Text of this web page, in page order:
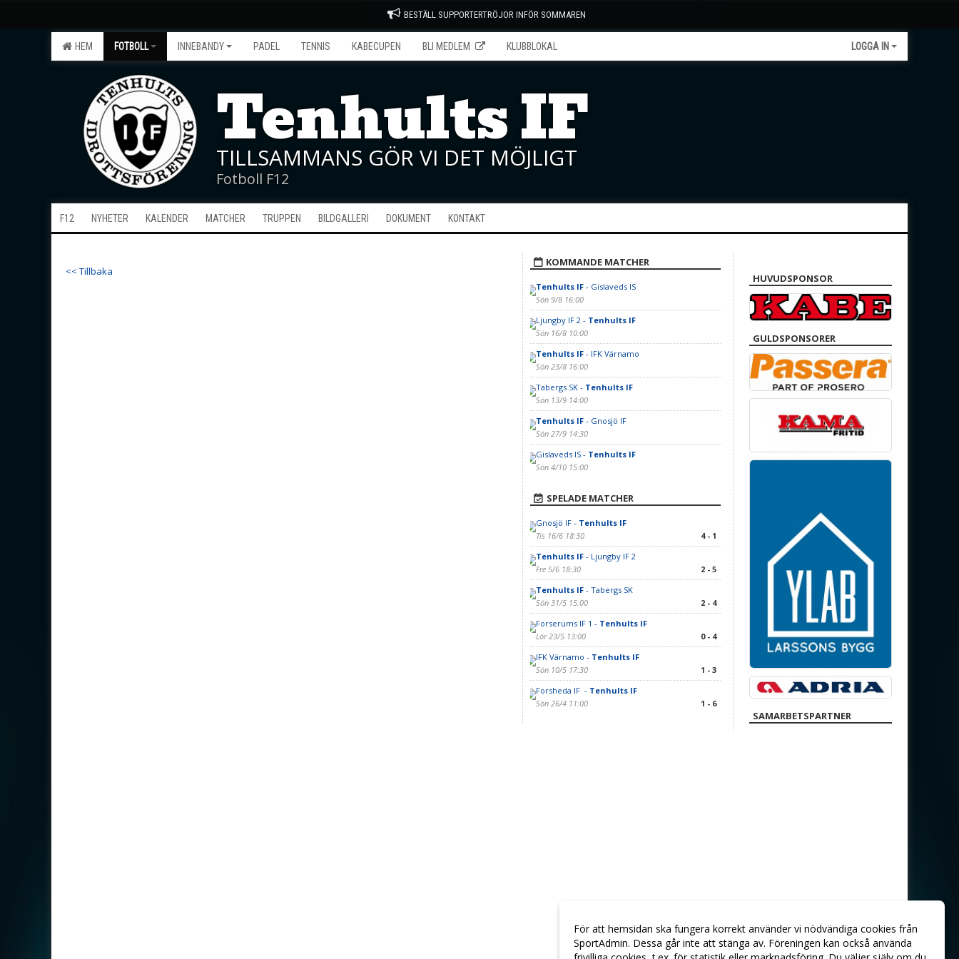
BESTÄLL SUPPORTERTRÖJOR INFÖR SOMMAREN
HEM FOTBOLL INNEBANDY PADEL TENNIS KABECUPEN BLI MEDLEM KLUBBLOKAL LOGGA IN
Tenhults IF
TILLSAMMANS GÖR VI DET MÖJLIGT
Fotboll F12
F12 NYHETER KALENDER MATCHER TRUPPEN BILDGALLERI DOKUMENT KONTAKT
<< Tillbaka
KOMMANDE MATCHER
Tenhults IF- Gislaveds IS
Sön 9/8 16:00
Ljungby IF 2 - Tenhults IF
Sön 16/8 10:00
Tenhults IF- IFK Värnamo
Sön 23/8 16:00
Tabergs SK - Tenhults IF
Sön 13/9 14:00
Tenhults IF- Gnosjö IF
Sön 27/9 14:30
Gislaveds IS - Tenhults IF
Sön 4/10 15:00
SPELADE MATCHER
Gnosjö IF - Tenhults IF
Tis 16/6 18:30
4 - 1
Tenhults IF- Ljungby IF 2
Fre 5/6 18:30
2 - 5
Tenhults IF- Tabergs SK
Sön 31/5 15:00
2 - 4
Forserums IF 1 - Tenhults IF
Lör 23/5 13:00
0 - 4
IFK Värnamo - Tenhults IF
Sön 10/5 17:30
1 - 3
Forsheda IF - Tenhults IF
Sön 26/4 11:00
1 - 6
HUVUDSPONSOR
GULDSPONSORER
SAMARBETSPARTNER
För att hemsidan ska fungera korrekt använder vi nödvändiga cookies från
SportAdmin. Dessa går inte att stänga av. Föreningen kan också använda